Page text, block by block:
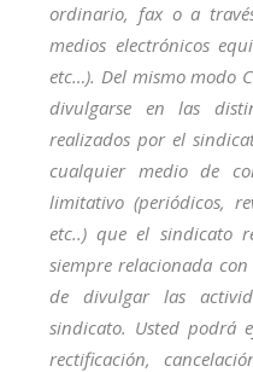
ordinario, fax o a
medios electrónicos
etc…). Del mismo modo
divulgarse en las
realizados por el
cualquier medio de
limitativo (periódicos,
etc..) que el sindicato
siempre relacionada
de divulgar las
sindicato. Usted podrá
rectificación,